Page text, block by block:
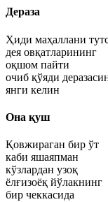
Дераза
Ҳиди маҳаллани
дея овқатларининг
оқшом пайти
очиб қўяди
янги келин
Она қуш
Қовжираган бир ўт
каби яшаяпман
кўзлардан узоқ
ёлғизоёқ йўлакнинг
бир чеккасида